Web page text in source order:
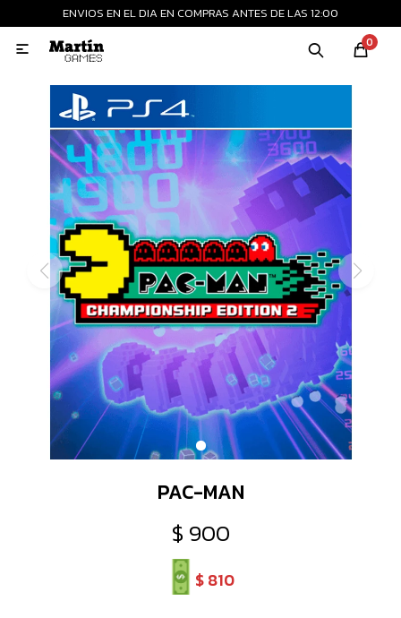
ENVIOS EN EL DIA EN COMPRAS ANTES DE LAS 12:00
0

PAC-MAN
$ 900
$810
MI CUENTA
Consolas nuevas
Consolas recertificadas
Juegos
Accesorios